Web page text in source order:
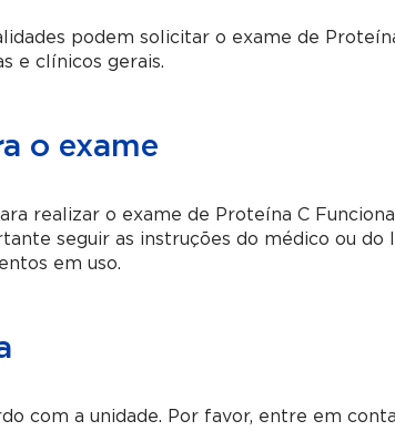
podem solicitar o exame de
e clínicos gerais.
o exame
realizar o exame de Proteína C
seguir as instruções do médico ou do
em uso.
com a unidade. Por favor, entre em